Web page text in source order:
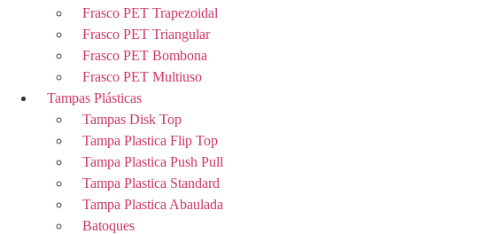
Frasco PET Trapezoidal
Frasco PET Triangular
Frasco PET Bombona
Frasco PET Multiuso
Tampas Plásticas
Tampas Disk Top
Tampa Plastica Flip Top
Tampa Plastica Push Pull
Tampa Plastica Standard
Tampa Plastica Abaulada
Batoques